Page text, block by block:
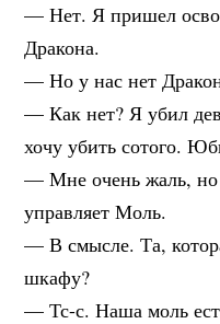
— Нет. Я пришел
Дракона.
— Но у нас нет
— Как нет? Я убил
хочу убить сотого.
— Мне очень жаль, но
управляет Моль.
— В смысле. Та,
шкафу?
— Тс-с. Наша моль